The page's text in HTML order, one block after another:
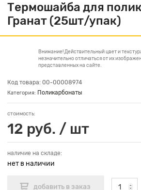
Термошайба для
Гранат (25шт/упак)
Внимание! Действительный цвет и
незначительно отличаться от их
представленных на сайте.
Код товара: 00-00008974
Категория: Поликарбонаты
стоимость:
12 руб. / шт
наличие на складе:
нет в наличии